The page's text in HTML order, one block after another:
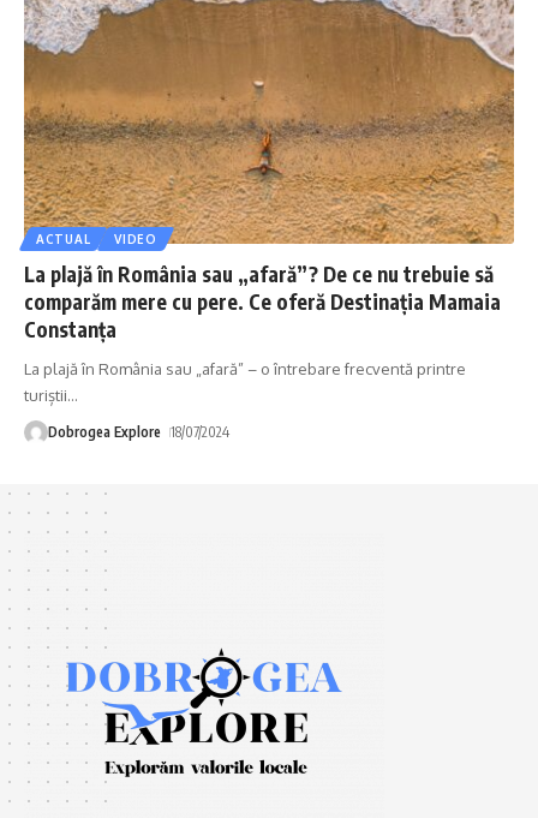
ACTUAL VIDEO
La plajă în România sau „afară”? De ce nu trebuie să
comparăm mere cu pere. Ce oferă Destinația Mamaia
Constanța
La plajă în România sau „afară” – o întrebare frecventă printre
turiștii…
Dobrogea Explore 18/07/2024